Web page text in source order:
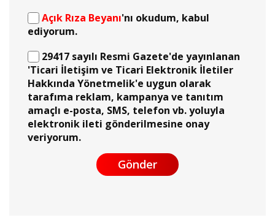
Açık Rıza Beyanı'nı okudum, kabul
ediyorum.
29417 sayılı Resmi Gazete'de yayınlanan
'Ticari İletişim ve Ticari Elektronik İletiler
Hakkında Yönetmelik'e uygun olarak
tarafıma reklam, kampanya ve tanıtım
amaçlı e-posta, SMS, telefon vb. yoluyla
elektronik ileti gönderilmesine onay
veriyorum.
Gönder